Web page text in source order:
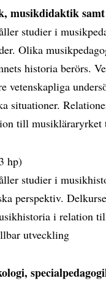
musikdidaktik
studier i
Olika
historia berörs.
vetenskapliga
situationer.
till musikläraryrket
hp)
studier i
perspektiv.
i relation
utveckling